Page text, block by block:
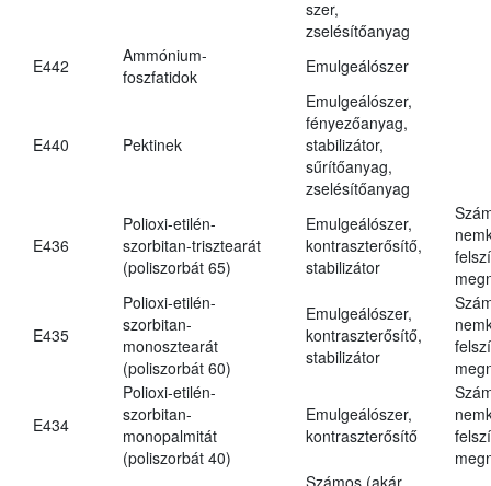
szer,
zselésítőanyag
E442
Ammónium-
foszfatidok
Emulgeálószer
E440 Pektinek
Emulgeálószer,
fényezőanyag,
stabilizátor,
sűrítőanyag,
zselésítőanyag
E436
Polioxi-etilén-
szorbitan-trisztearát
(poliszorbát 65)
Emulgeálószer,
kontraszterősítő,
stabilizátor
E435
Polioxi-etilén-
szorbitan-
monosztearát
(poliszorbát 60)
Emulgeálószer,
kontraszterősítő,
stabilizátor
E434
Polioxi-etilén-
szorbitan-
monopalmitát
(poliszorbát 40)
Emulgeálószer,
kontraszterősítő
Számos (akár